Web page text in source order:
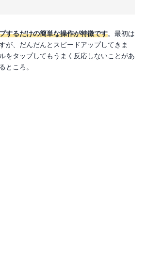
するだけの簡単な操作が特徴です。最初は
が、だんだんとスピードアップしてきま
をタップしてもうまく反応しないことがあ
ところ。